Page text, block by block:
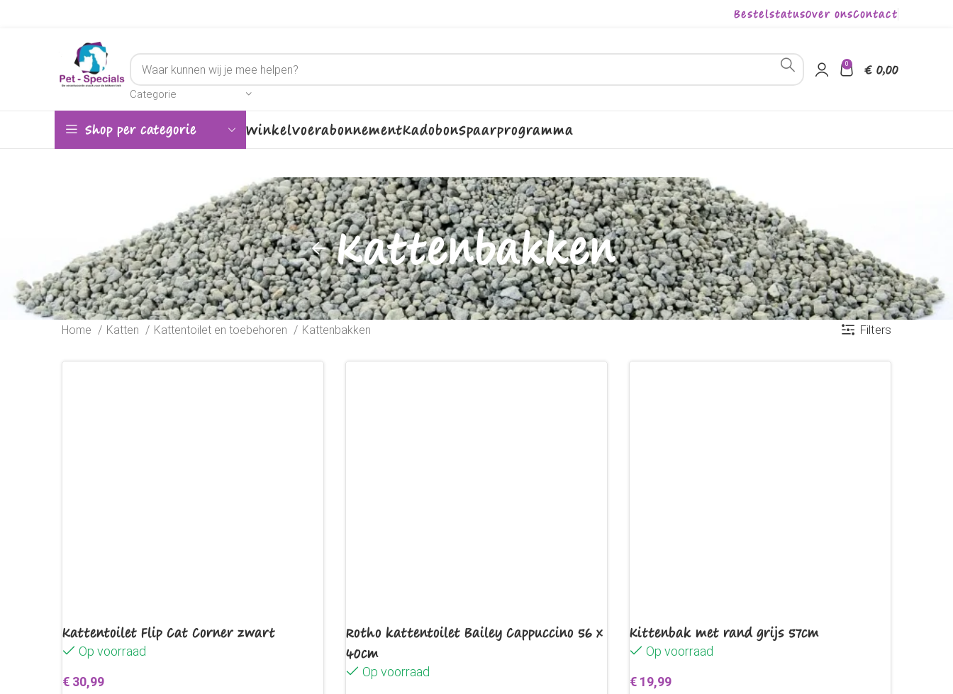
BestelstatusOver onsContact
Categorie
0 € 0,00
Shop per categorie WinkelVoerabonnementKadobonSpaarprogramma
Kattenbakken
Home Katten Kattentoilet en toebehoren Kattenbakken Filters
Kattentoilet Flip Cat Corner zwart
Op voorraad
€ 30,99
Rotho kattentoilet Bailey Cappuccino 56 x
40cm
Op voorraad
Kittenbak met rand grijs 57cm
Op voorraad
€ 19,99